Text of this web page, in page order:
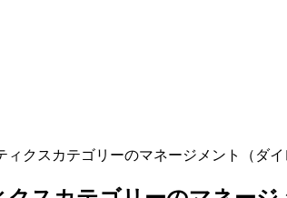
ィクスカテゴリーのマネージメント（ダ